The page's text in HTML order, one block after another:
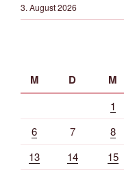
3. August 2026
M D M
1
6
7 8
13
14 15